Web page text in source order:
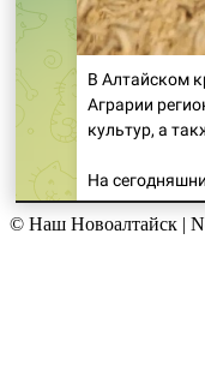
© Наш Новоалтайск |